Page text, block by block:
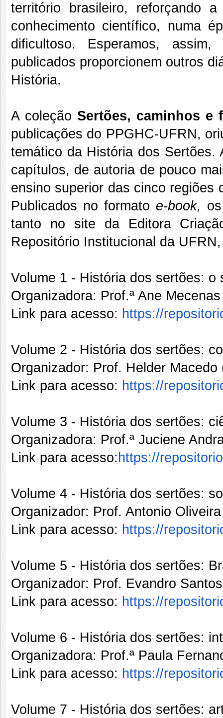
território brasileiro, reforçando
conhecimento científico, numa
dificultoso. Esperamos,
publicados proporcionem outros
História.
A coleção Sertões, caminhos e
publicações do PPGHC-UFRN,
temático da História dos
capítulos, de autoria de pouco
ensino superior das cinco regiões
Publicados no formato e-book,
tanto no site da Editora
Repositório Institucional da
Volume 1 - História dos sertões: o
Organizadora: Prof.ª Ane
Link para acesso: https://
Volume 2 - História dos sertões:
Organizador: Prof. Helder
Link para acesso: https://
Volume 3 - História dos sertões:
Organizadora: Prof.ª Juciene
Link para acesso: https://
Volume 4 - História dos sertões:
Organizador: Prof. Antonio
Link para acesso: https://
Volume 5 - História dos sertões:
Organizador: Prof. Evandro
Link para acesso: https://
Volume 6 - História dos sertões:
Organizadora: Prof.ª Paula
Link para acesso: https://
Volume 7 - História dos sertões: